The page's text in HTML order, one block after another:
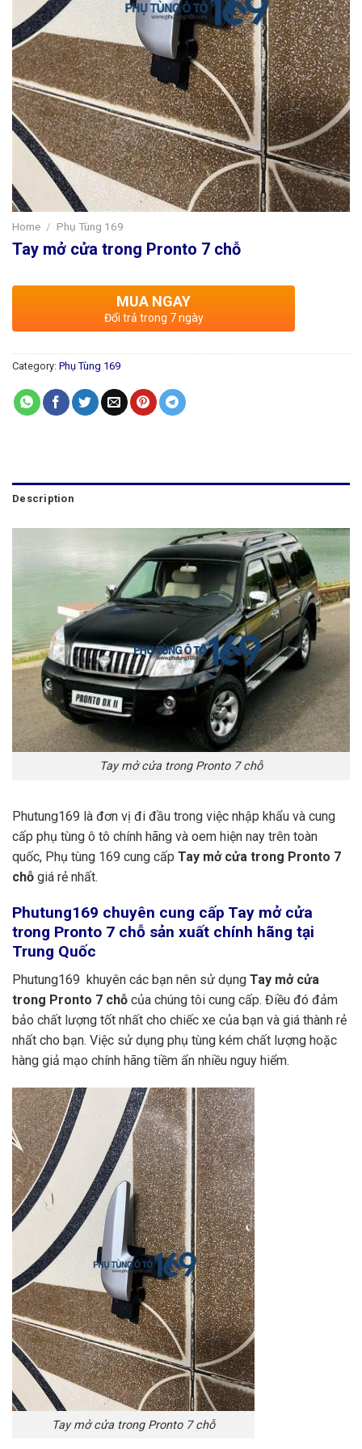
Home / Phụ Tùng 169
Tay mở cửa trong Pronto 7 chỗ
MUA NGAY
Đổi trả trong 7 ngày
Category: Phụ Tùng 169
Description
Tay mở cửa trong Pronto 7 chỗ
Phutung169 là đơn vị đi đầu trong việc nhập khẩu và cung
cấp phụ tùng ô tô chính hãng và oem hiện nay trên toàn
quốc, Phụ tùng 169 cung cấp Tay mở cửa trong Pronto 7
chỗ giá rẻ nhất.
Phutung169 chuyên cung cấp Tay mở cửa
trong Pronto 7 chỗ sản xuất chính hãng tại
Trung Quốc
Phutung169 khuyên các bạn nên sử dụng Tay mở cửa
trong Pronto 7 chỗ của chúng tôi cung cấp. Điều đó đảm
bảo chất lượng tốt nhất cho chiếc xe của bạn và giá thành rẻ
nhất cho bạn. Việc sử dụng phụ tùng kém chất lượng hoặc
hàng giả mạo chính hãng tiềm ẩn nhiều nguy hiểm.
Tay mở cửa trong Pronto 7 chỗ